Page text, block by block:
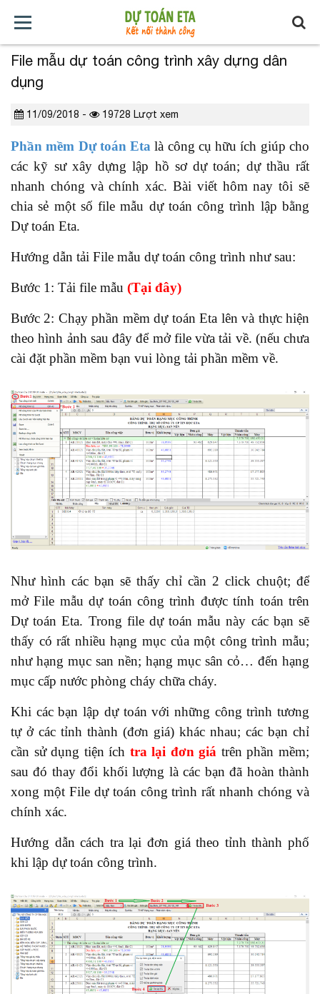
TRANG
CHỦ
GIỚI
THIỆU
TẢI
TIN
TỨC
BÁO
GIÁ
KHÓA
HỌC
File mẫu dự toán công trình xây dựng dân
dụng
11/09/2018 - 19728 Lượt xem
Phần mềm Dự toán Eta là công cụ hữu ích giúp cho
các kỹ sư xây dựng lập hồ sơ dự toán; dự thầu rất
nhanh chóng và chính xác. Bài viết hôm nay tôi sẽ
chia sẻ một số file mẫu dự toán công trình lập bằng
Dự toán Eta.
Hướng dẫn tải File mẫu dự toán công trình như sau:
Bước 1: Tải file mẫu (Tại đây)
Bước 2: Chạy phần mềm dự toán Eta lên và thực hiện
theo hình ảnh sau đây để mở file vừa tải về. (nếu chưa
cài đặt phần mềm bạn vui lòng tải phần mềm về.
Như hình các bạn sẽ thấy chỉ cần 2 click chuột; để
mở File mẫu dự toán công trình được tính toán trên
Dự toán Eta. Trong file dự toán mẫu này các bạn sẽ
thấy có rất nhiều hạng mục của một công trình mẫu;
như hạng mục san nền; hạng mục sân cỏ… đến hạng
mục cấp nước phòng cháy chữa cháy.
Khi các bạn lập dự toán với những công trình tương
tự ở các tỉnh thành (đơn giá) khác nhau; các bạn chỉ
cần sử dụng tiện ích tra lại đơn giá trên phần mềm;
sau đó thay đổi khối lượng là các bạn đã hoàn thành
xong một File dự toán công trình rất nhanh chóng và
chính xác.
Hướng dẫn cách tra lại đơn giá theo tỉnh thành phố
khi lập dự toán công trình.